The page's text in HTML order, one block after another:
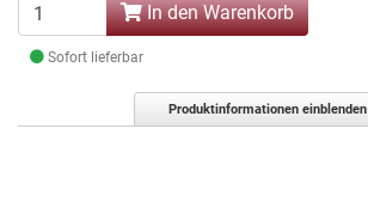
In den Warenkorb
Sofort lieferbar
Produktinformationen einblenden